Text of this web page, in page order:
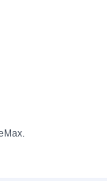
Max.